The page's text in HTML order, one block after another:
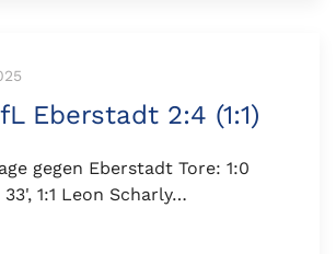
Eberstadt 2:4 (1:1)
gegen Eberstadt Tore: 1:0
1:1 Leon Scharly…